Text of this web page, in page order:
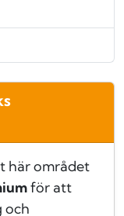
här området
för att
och